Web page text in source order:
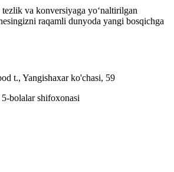
va konversiyaga yo‘naltirilgan
raqamli dunyoda yangi bosqichga
t., Yangishaxar ko'chasi, 59
bolalar shifoxonasi